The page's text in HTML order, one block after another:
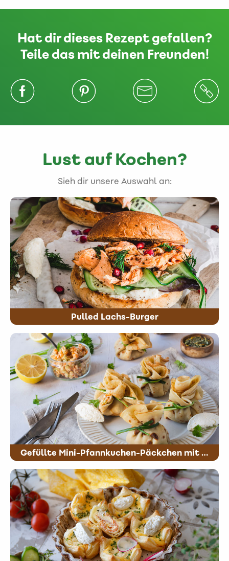
Hat dir dieses Rezept gefallen?
Teile das mit deinen Freunden!
Lust auf Kochen?
Sieh dir unsere Auswahl an:
Pulled Lachs-Burger
Gefüllte Mini-Pfannkuchen-Päckchen mit Lachs und miree mit frischem Meerrettich